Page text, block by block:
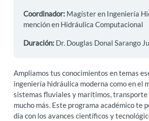
Coordinador: Magíster en Ingeniería
mención en Hidráulica Computacional
Duración: Dr. Douglas Donal Sarango
Ampliamos tus conocimientos en temas
ingeniería hidráulica moderna como en el
sistemas fluviales y marítimos, transporte
mucho más. Este programa académico te
día con los avances científicos y